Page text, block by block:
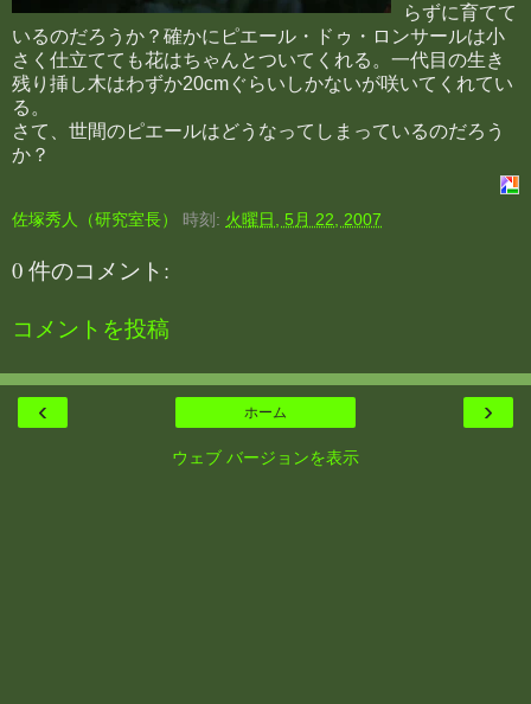
らずに育てて
いるのだろうか？確かにピエール・ドゥ・ロンサールは小
さく仕立てても花はちゃんとついてくれる。一代目の生き
残り挿し木はわずか20cmぐらいしかないが咲いてくれてい
る。
さて、世間のピエールはどうなってしまっているのだろう
か？
佐塚秀人（研究室長） 時刻: 火曜日, 5月 22, 2007
0 件のコメント:
コメントを投稿
‹ ›
ホーム
ウェブ バージョンを表示